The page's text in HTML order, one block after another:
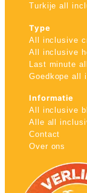
Turkije all
Type
All inclusive
All inclusive
Last minute
Goedkope all
Informatie
All inclusive
Alle all
Contact
Over ons